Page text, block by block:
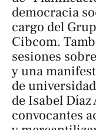
democracia
cargo del
Cibcom.
sesiones
y una
de
de Isabel Díaz
convocantes